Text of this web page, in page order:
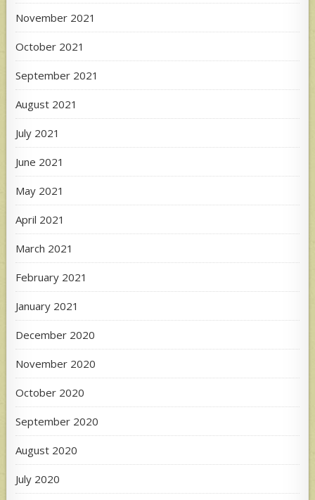
November 2021
October 2021
September 2021
August 2021
July 2021
June 2021
May 2021
April 2021
March 2021
February 2021
January 2021
December 2020
November 2020
October 2020
September 2020
August 2020
July 2020